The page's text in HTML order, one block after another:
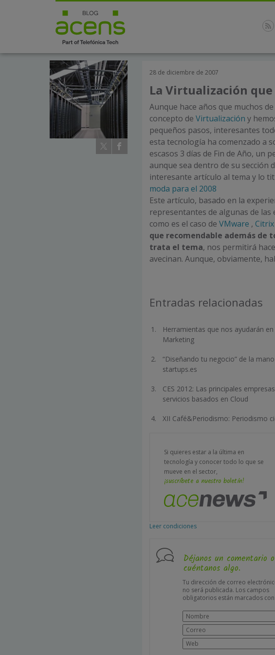
28 de diciembre de 2007
La Virtualización
Aunque hace años que muchos
concepto de Virtualización y
pequeños pasos, interesantes
esta tecnología ha comenzado a
escasos 3 días de Fin de Año, un
aunque sea dentro de su sección
interesante artículo al tema y lo
moda para el 2008
Este artículo, basado en la
representantes de algunas de
como es el caso de VMware , Citrix
que recomendable además de
trata el tema, nos permitirá
avecinan. Aunque, obviamente,
Entradas relacionadas
Herramientas que nos ayudarán
Marketing
“Diseñando tu negocio” de la
startups.es
CES 2012: Las principales
servicios basados en Cloud
XII Café&Periodismo: Periodismo
Si quieres estar a la última en
tecnología y conocer todo lo que se
mueve en el sector,
¡suscríbete a nuestro boletín!
Leer condiciones
Déjanos un comentario o
cuéntanos algo.
Tu dirección de correo
no será publicada. Los campos
obligatorios están marcados con